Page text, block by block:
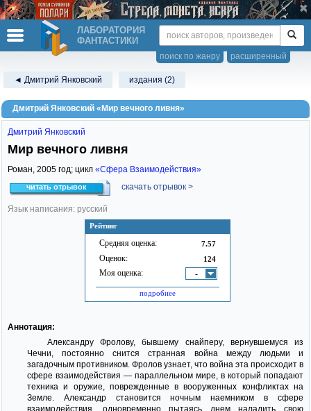
ЛАБОРАТОРИЯ
ФАНТАСТИКИ
расширенный
поиск по жанру
◄ Дмитрий Янковский издания (2)
Дмитрий Янковский «Мир вечного ливня»
Рейтинг
Средняя оценка: 7.57
Оценок: 124
Моя оценка: -
подробнее
Дмитрий Янковский
Мир вечного ливня
Роман, 2005 год; цикл «Сфера Взаимодействия»
читать отрывок скачать отрывок >
Язык написания: русский
Аннотация:
Александру Фролову, бывшему снайперу, вернувшемуся из
Чечни, постоянно снится странная война между людьми и
загадочным противником. Фролов узнает, что война эта происходит в
сфере взаимодействия — параллельном мире, в который попадают
техника и оружие, поврежденные в вооруженных конфликтах на
Земле. Александр становится ночным наемником в сфере
взаимодействия, одновременно пытаясь днем наладить свою